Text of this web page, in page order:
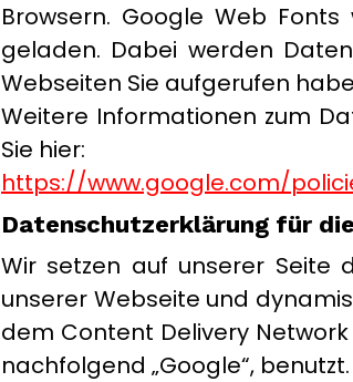
Browsern. Google Web
geladen. Dabei werden
Webseiten Sie aufgerufen
Weitere Informationen zum
Sie hier:
https://www.google.com/
Datenschutzerklärung für
Wir setzen auf unserer Seite
unserer Webseite und
dem Content Delivery Network
nachfolgend „Google“, benutzt.